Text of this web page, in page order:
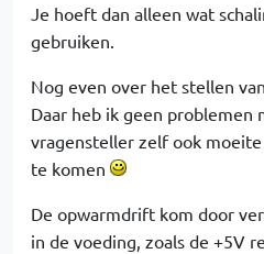
Je hoeft dan alleen wat
gebruiken.
Nog even over het stellen van
Daar heb ik geen problemen
vragensteller zelf ook
te komen
De opwarmdrift kom door
in de voeding, zoals de +5V